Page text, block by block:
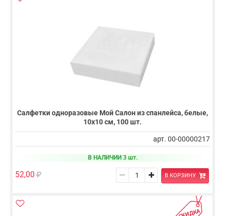
Салфетки одноразовые Мой Салон из спанлейса, белые,
10х10 см, 100 шт.
арт. 00-00000217
В НАЛИЧИИ 3 шт.
52,00 В КОРЗИНУ